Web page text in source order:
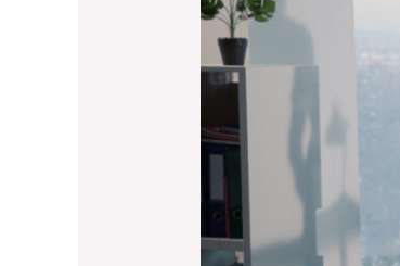
professionelle
Büroreinigung